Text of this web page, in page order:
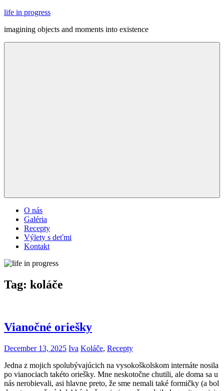
Skip
content
life in progress
imagining objects and moments into existence
O nás
Galéria
Recepty
Výlety s deťmi
Kontakt
Tag: koláče
Vianočné oriešky
December 13, 2025 Iva Koláče, Recepty
Jedna z mojich spolubývajúcich na vysokoškolskom internáte nosila
po vianociach takéto oriešky. Mne neskotočne chutili, ale doma sa u
nás nerobievali, asi hlavne preto, že sme nemali také formičky (a bol